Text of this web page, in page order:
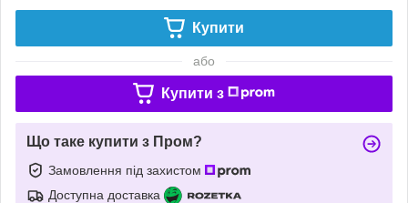
Купити
або
Купити з
Що таке купити з Пром?
Замовлення під захистом
Доступна доставка